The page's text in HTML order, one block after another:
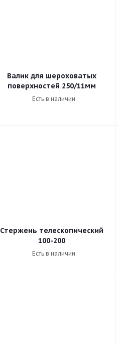
Валик для шероховатых
поверхностей 250/11мм
Есть в наличии
Стержень телескопический
100-200
Есть в наличии